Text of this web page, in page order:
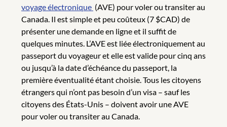
voyage électronique (AVE) pour voler ou transiter au
Canada. Il est simple et peu coûteux (7 $CAD) de
présenter une demande en ligne et il suffit de
quelques minutes. L’AVE est liée électroniquement au
passeport du voyageur et elle est valide pour cinq ans
ou jusqu’à la date d’échéance du passeport, la
première éventualité étant choisie. Tous les citoyens
étrangers qui n’ont pas besoin d’un visa – sauf les
citoyens des États-Unis – doivent avoir une AVE
pour voler ou transiter au Canada.